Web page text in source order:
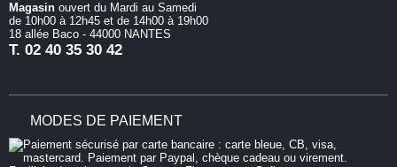
Magasin ouvert du Mardi au Samedi
de 10h00 à 12h45 et de 14h00 à 19h00
18 allée Baco - 44000 NANTES
T. 02 40 35 30 42
MODES DE PAIEMENT